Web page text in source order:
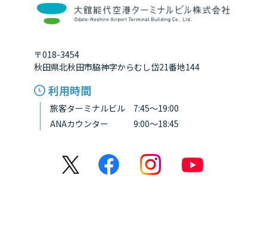
〒018-3454
秋田県北秋田市脇神字からむし岱21番地144
利用時間
旅客ターミナルビル 7:45～19:00
ANAカウンター 9:00～18:45